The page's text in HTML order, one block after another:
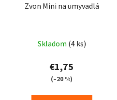
Zvon Mini na umyvadlá
Skladom (4 ks)
€1,75
(–20 %)